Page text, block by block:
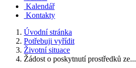
Kalendář
Kontakty
Úvodní stránka
Potřebuji vyřídit
Životní situace
Žádost o poskytnutí prostředků ze...